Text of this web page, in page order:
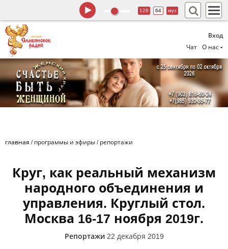
Вход
Чат
О нас
128 64 муз
главная / программы и эфиры / репортажи
Круг, как реальный механизм
народного объединения и
управления. Круглый стол.
Москва 16-17 ноября 2019г.
Репортажи 22 декабря 2019